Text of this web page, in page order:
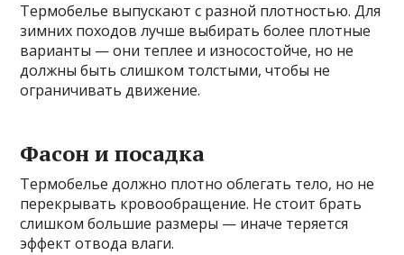
Термобелье выпускают с разной плотностью. Для
зимних походов лучше выбирать более плотные
варианты — они теплее и износостойче, но не
должны быть слишком толстыми, чтобы не
ограничивать движение.
Фасон и посадка
Термобелье должно плотно облегать тело, но не
перекрывать кровообращение. Не стоит брать
слишком большие размеры — иначе теряется
эффект отвода влаги.